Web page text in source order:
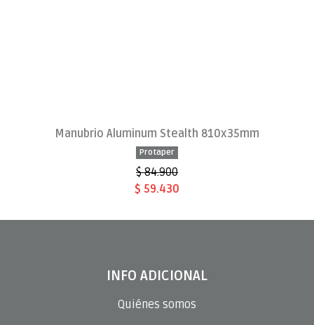
Manubrio Aluminum Stealth 810x35mm
Protaper
$ 84.900
$ 59.430
INFO ADICIONAL
Quiénes somos